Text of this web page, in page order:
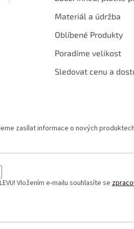
Materiál a údržba
Oblíbené Produkty
Poradíme velikost
Sledovat cenu a
zasílat informace o nových
Vložením e-mailu souhlasíte se